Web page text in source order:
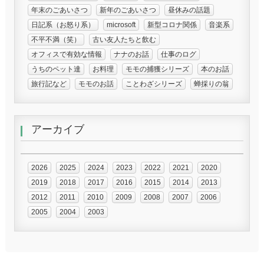
年末のごあいさつ
新年のごあいさつ
昼休みの話題
日記系（お怒り系）
microsoft 新型コロナ関係
音楽系
不平不満（笑）
古い友人たちと飲む
オフィスで有効な情報
ナナのお話
仕事のログ
うちのペット達
お料理 モモの捕獲シリーズ
本のお話
旅行記など
モモのお話 ことわざシリーズ 蝉採りの翁
アーカイブ
2026 2025 2024 2023 2022 2021
2020
2019
2018 2017 2016 2015 2014
2013
2012
2011 2010 2009 2008 2007
2006
2005
2004 2003